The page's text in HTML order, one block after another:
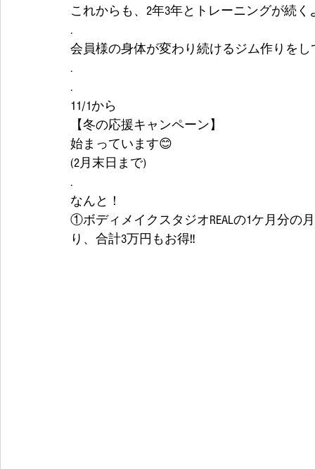
これからも、2年3年とトレーニングが続
.
会員様の身体が変わり続けるジム作りを
.
.
11/1から
【冬の応援キャンペーン】
始まっています😊
(2月末日まで)
.
なんと！
①ボディメイクスタジオREALの1ケ月分の
り、合計3万円もお得‼️